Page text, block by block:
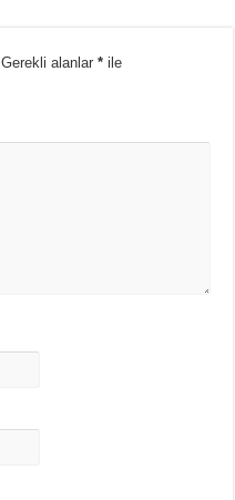
Gerekli alanlar* ile